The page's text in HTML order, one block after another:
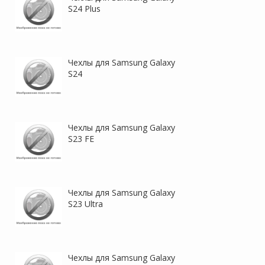
Magnus | Противоударный
чехол с Magsafe для
Samsung Galaxy S26 Plus
Magnus | Противоударный
чехол с Magsafe для
Magnus | Противоударный
чехол с Magsafe для
Samsung Galaxy S26
Mirage MagSafe |
S24 Plus
Чехлы для Samsung Galaxy
S24
Чехлы для Samsung Galaxy
S23 FE
Чехлы для Samsung Galaxy
S23 Ultra
Чехлы для Samsung Galaxy